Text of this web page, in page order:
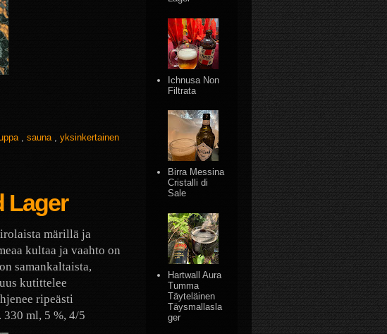
sauna yksinkertainen
Lager
märillä ja
kultaa ja vaahto on
samankaltaista,
kutittelee
ripeästi
ml, 5 %, 4/5
Ichnusa Non
Filtrata
Birra Messina
Cristalli di
Sale
Hartwall Aura
Tumma
Täyteläinen
Täysmallasla
ger